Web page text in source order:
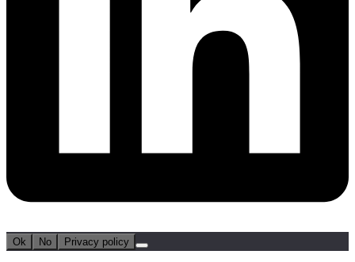
Ok No Privacy policy